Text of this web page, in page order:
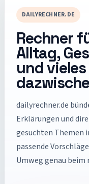
DAILYRECHNER.DE
Rechner
Alltag,
und vieles
dailyrechner.de
Erklärungen und
gesuchten Themen
passende
Umweg genau